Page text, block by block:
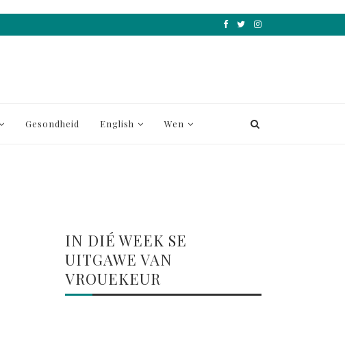
Gesondheid English Wen
IN DIÉ WEEK SE
UITGAWE VAN
VROUEKEUR